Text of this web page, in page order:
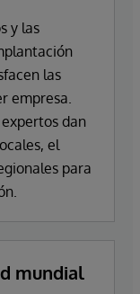
y las
las
empresa.
dan
el
para
mundial